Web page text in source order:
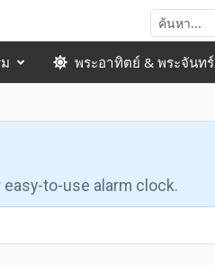
พระอาทิตย์ & พระจันทร์
easy-to-use alarm clock.